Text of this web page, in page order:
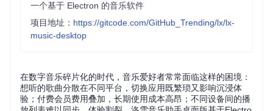
一个基于 Electron 的音乐软件
项目地址： https://gitcode.com/GitHub_Trending/lx/lx-
music-desktop
在数字音乐碎片化的时代，音乐爱好者常常面临这样的困境：
想听的歌曲分散在不同平台，切换应用既繁琐又影响沉浸体
验；付费会员费用叠加，长期使用成本高昂；不同设备间的播